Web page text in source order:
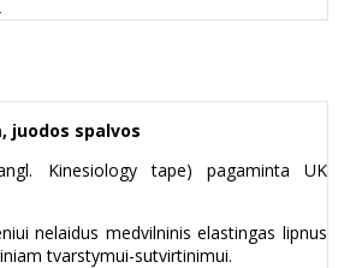
juodos spalvos
Kinesiology tape) pagaminta UK
nelaidus medvilninis elastingas lipnus
tvarstymui-sutvirtinimui.